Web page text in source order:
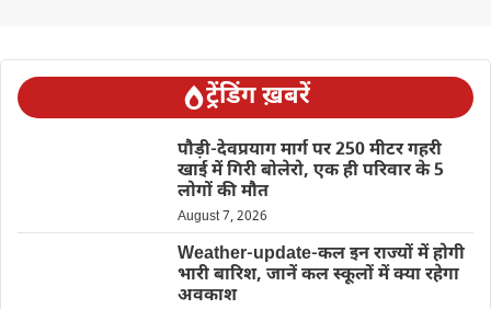
ट्रेंडिंग ख़बरें
पौड़ी-देवप्रयाग मार्ग पर 250 मीटर गहरी
खाई में गिरी बोलेरो, एक ही परिवार के 5
लोगों की मौत
August 7, 2026
Weather-update-कल इन राज्यों में होगी
भारी बारिश, जानें कल स्कूलों में क्या रहेगा
अवकाश